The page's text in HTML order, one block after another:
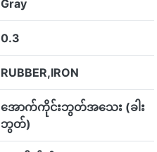
Gray
0.3
RUBBER,IRON
အောက်ကိုင်းဘွတ်အသေး (ခါး
ဘွတ်)